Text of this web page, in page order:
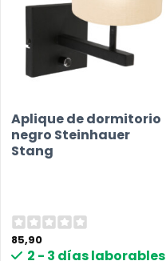
Aplique de dormitorio
negro Steinhauer
Stang
85,90
2 - 3 días laborables